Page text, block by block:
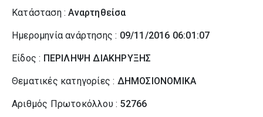
Κατάσταση :Αναρτηθείσα
Ημερομηνία ανάρτησης : 09/11/2016 06:01:07
Είδος : ΠΕΡΙΛΗΨΗ ΔΙΑΚΗΡΥΞΗΣ
Θεματικές κατηγορίες : ΔΗΜΟΣΙΟΝΟΜΙΚΑ
Αριθμός Πρωτοκόλλου : 52766